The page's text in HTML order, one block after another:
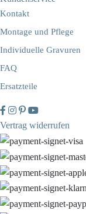
Kontakt
Montage und Pflege
Individuelle Gravuren
FAQ
Ersatzteile
Vertrag widerrufen